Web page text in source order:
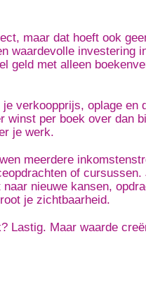
maar dat hoeft ook
waardevolle investering
geld met alleen
verkoopprijs, oplage en
winst per boek over dan
je werk.
meerdere
of
nieuwe kansen,
je zichtbaarheid.
Lastig. Maar waarde